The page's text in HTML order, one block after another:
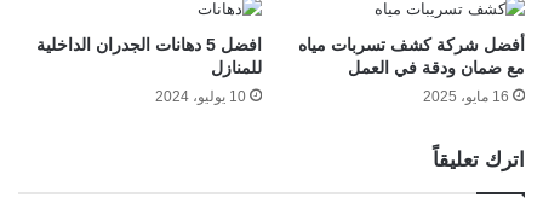
أفضل شركة كشف تسربات مياه
مع ضمان ودقة في العمل
16 مايو، 2025
افضل 5 دهانات الجدران الداخلية
للمنازل
10 يوليو، 2024
اترك تعليقاً